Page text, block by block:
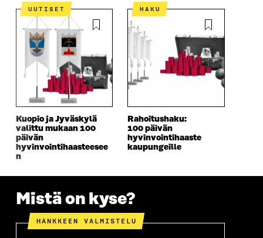
UUTISET
Kuopio ja Jyväskylä
valittu mukaan 100
päivän
hyvinvointihaasteesee
n
HAKU
Rahoitushaku:
100 päivän
hyvinvointi­haaste
kaupungeille
Mistä on kyse?
HANKKEEN VALMISTELU